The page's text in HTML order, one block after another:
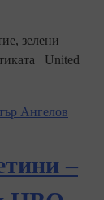
зелени
United
Ангелов
–